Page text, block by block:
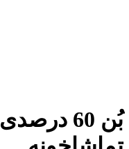
بُن 60